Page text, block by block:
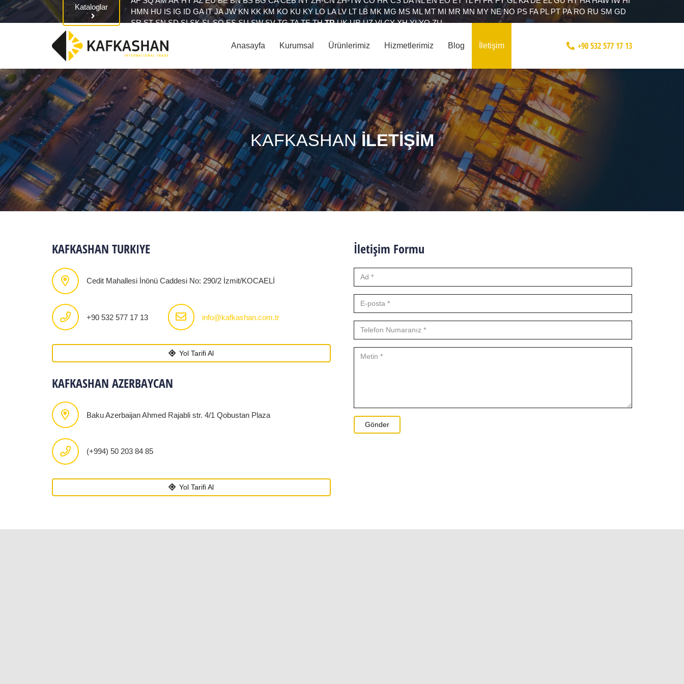
Kataloglar
HMN HU IS IG ID GA IT JA JW KN KK KM KO KU KY LO LA LV LT LB MK MG MS ML MT MI MR MN MY NE NO PS FA PL PT PA RO RU SM GD
SR ST SN SD SI SK SL SO ES SU SW SV TG TA TE TH TR UK UR UZ VI CY XH YI YO ZU
Anasayfa Kurumsal Ürünlerimiz Hizmetlerimiz Blog İletişim +90 532 577 17 13
KAFKASHANİLETİŞİM
KAFKASHAN TURKIYE
Cedit Mahallesi İnönü Caddesi No: 290/2 İzmit/KOCAELİ
+90 532 577 17 13 info@kafkashan.com.tr
Yol Tarifi Al
KAFKASHAN AZERBAYCAN
Baku Azerbaijan Ahmed Rajabli str. 4/1 Qobustan Plaza
(+994) 50 203 84 85
Yol Tarifi Al
İletişim Formu
Gönder